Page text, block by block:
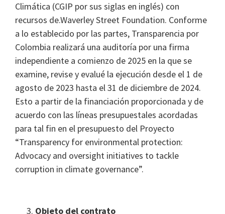
Climática (CGIP por sus siglas en inglés) con
recursos de.Waverley Street Foundation. Conforme
a lo establecido por las partes, Transparencia por
Colombia realizará una auditoría por una firma
independiente a comienzo de 2025 en la que se
examine, revise y evalué la ejecución desde el 1 de
agosto de 2023 hasta el 31 de diciembre de 2024.
Esto a partir de la financiación proporcionada y de
acuerdo con las líneas presupuestales acordadas
para tal fin en el presupuesto del Proyecto
“Transparency for environmental protection:
Advocacy and oversight initiatives to tackle
corruption in climate governance”.
Objeto del contrato